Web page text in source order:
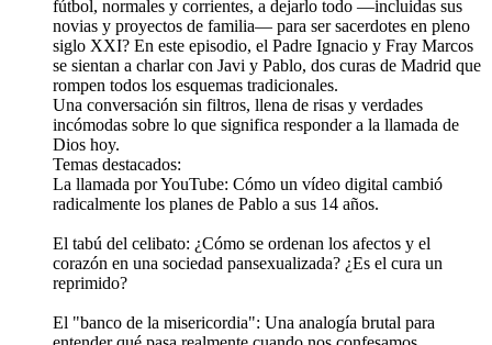
fútbol, normales y corrientes, a dejarlo todo —incluidas sus
novias y proyectos de familia— para ser sacerdotes en pleno
siglo XXI? En este episodio, el Padre Ignacio y Fray Marcos
se sientan a charlar con Javi y Pablo, dos curas de Madrid que
rompen todos los esquemas tradicionales.
Una conversación sin filtros, llena de risas y verdades
incómodas sobre lo que significa responder a la llamada de
Dios hoy.
Temas destacados:
La llamada por YouTube: Cómo un vídeo digital cambió
radicalmente los planes de Pablo a sus 14 años.
El tabú del celibato: ¿Cómo se ordenan los afectos y el
corazón en una sociedad pansexualizada? ¿Es el cura un
reprimido?
El "banco de la misericordia": Una analogía brutal para